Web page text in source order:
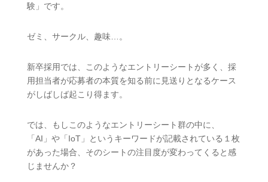
験」です。
ゼミ、サークル、趣味…。
新卒採用では、このようなエントリーシートが多く、採
用担当者が応募者の本質を知る前に見送りとなるケース
がしばしば起こり得ます。
では、もしこのようなエントリーシート群の中に、
「AI」や「IoT」というキーワードが記載されている１枚
があった場合、そのシートの注目度が変わってくると感
じませんか？